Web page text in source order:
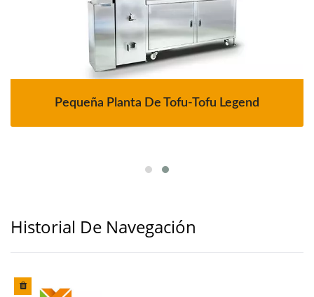
Pequeña Planta De Tofu-Tofu Legend
Historial De Navegación